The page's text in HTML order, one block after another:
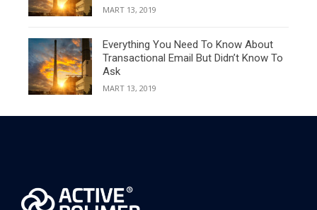
MART 13, 2019
Everything You Need To Know About
Transactional Email But Didn’t Know To
Ask
MART 13, 2019